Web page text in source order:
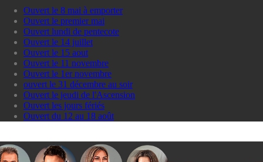
Ouvert le 8 mai à emporter
Ouvert le premier mai
Ouvert lundi de pentecote
Ouvert le 14 juillet
Ouvert le 15 aout
Ouvert le 11 novembre
Ouvert le 1er novembre
ouvert le 31 décembre au soir
Ouvert le jeudi de l'Ascension
Ouvert les jours fériés
Ouvert du 12 au 18 août